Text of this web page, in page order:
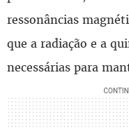
ressonâncias
que a radiação e a
necessárias para